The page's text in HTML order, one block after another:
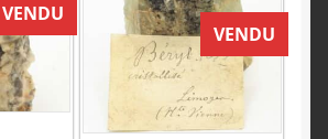
VENDU
VENDU